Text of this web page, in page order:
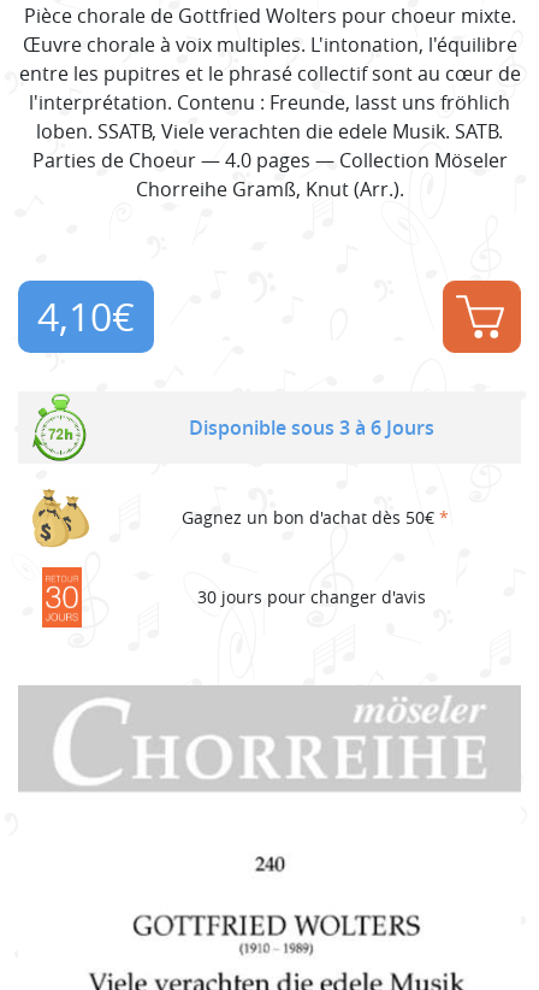
Pièce chorale de Gottfried Wolters pour choeur mixte.
Œuvre chorale à voix multiples. L'intonation, l'équilibre
entre les pupitres et le phrasé collectif sont au cœur de
l'interprétation. Contenu : Freunde, lasst uns fröhlich
loben. SSATB, Viele verachten die edele Musik. SATB.
Parties de Choeur — 4.0 pages — Collection Möseler
Chorreihe Gramß, Knut (Arr.).
4,10€
Disponible sous 3 à 6 Jours
Gagnez un bon d'achat dès 50€ *
30 jours pour changer d'avis